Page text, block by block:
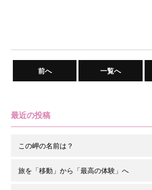
前へ 一覧へ
最近の投稿
この岬の名前は？
旅を「移動」から「最高の体験」へ